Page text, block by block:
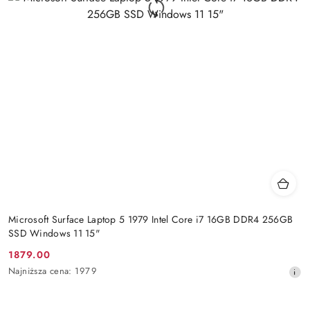
Microsoft Surface Laptop 5 1979 Intel Core i7 16GB DDR4 256GB
SSD Windows 11 15"
Cena
promocyjna:
1879.00
Najniższa
Najniższa cena: 1979